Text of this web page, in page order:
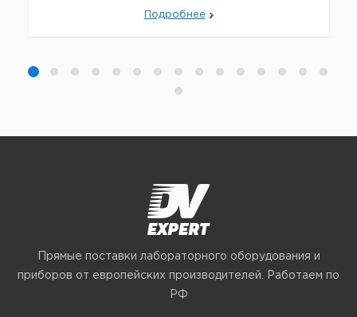
Подробнее
Прямые поставки лабораторного оборудования и
приборов от европейских производителей. Работаем по
РФ